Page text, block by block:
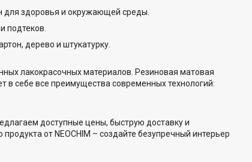
для здоровья и окружающей среды.
подтеков.
дерево и штукатурку.
лакокрасочных материалов. Резиновая матовая
в себе все преимущества современных технологий:
доступные цены, быструю доставку и
от NEOCHIM – создайте безупречный интерьер